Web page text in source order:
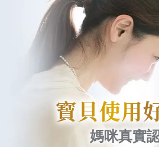
寶貝使用
媽咪真實